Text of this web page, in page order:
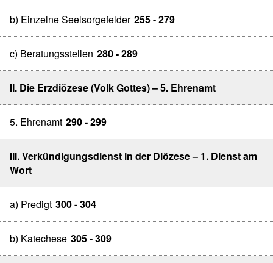
b) Einzelne Seelsorgefelder 255 - 279
c) Beratungsstellen 280 - 289
II. Die Erzdiözese (Volk Gottes) – 5. Ehrenamt
5. Ehrenamt 290 - 299
III. Verkündigungsdienst in der Diözese – 1. Dienst am
Wort
a) Predigt 300 - 304
b) Katechese 305 - 309